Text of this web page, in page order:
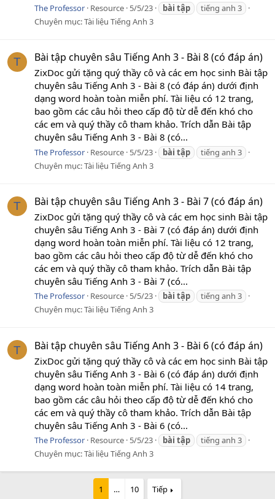
The Professor Resource 5/5/23 bài tập
tiếng anh 3
Chuyên mục:Tài liệu Tiếng Anh 3
T Bài tập chuyên sâu Tiếng Anh 3 - Bài 8 (có đáp án)
ZixDoc gửi tặng quý thầy cô và các em học sinh Bài tập
chuyên sâu Tiếng Anh 3 - Bài 8 (có đáp án) dưới định
dạng word hoàn toàn miễn phí. Tài liệu có 12 trang,
bao gồm các câu hỏi theo cấp độ từ dễ đến khó cho
các em và quý thầy cô tham khảo. Trích dẫn Bài tập
chuyên sâu Tiếng Anh 3 - Bài 8 (có...
The Professor Resource 5/5/23 bài tập
tiếng anh 3
Chuyên mục:Tài liệu Tiếng Anh 3
T Bài tập chuyên sâu Tiếng Anh 3 - Bài 7 (có đáp án)
ZixDoc gửi tặng quý thầy cô và các em học sinh Bài tập
chuyên sâu Tiếng Anh 3 - Bài 7 (có đáp án) dưới định
dạng word hoàn toàn miễn phí. Tài liệu có 12 trang,
bao gồm các câu hỏi theo cấp độ từ dễ đến khó cho
các em và quý thầy cô tham khảo. Trích dẫn Bài tập
chuyên sâu Tiếng Anh 3 - Bài 7 (có...
The Professor Resource 5/5/23 bài tập
tiếng anh 3
Chuyên mục:Tài liệu Tiếng Anh 3
T Bài tập chuyên sâu Tiếng Anh 3 - Bài 6 (có đáp án)
ZixDoc gửi tặng quý thầy cô và các em học sinh Bài tập
chuyên sâu Tiếng Anh 3 - Bài 6 (có đáp án) dưới định
dạng word hoàn toàn miễn phí. Tài liệu có 14 trang,
bao gồm các câu hỏi theo cấp độ từ dễ đến khó cho
các em và quý thầy cô tham khảo. Trích dẫn Bài tập
chuyên sâu Tiếng Anh 3 - Bài 6 (có...
The Professor Resource 5/5/23 bài tập
tiếng anh 3
Chuyên mục:Tài liệu Tiếng Anh 3
1 … 10 Tiếp